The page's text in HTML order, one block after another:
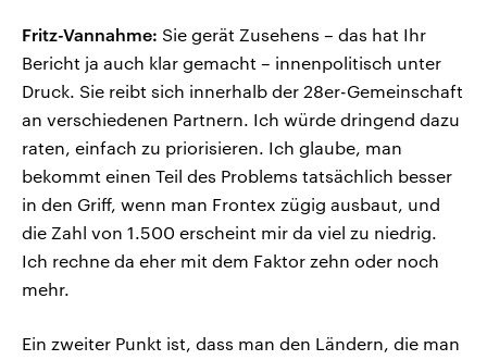
Fritz-Vannahme: Sie gerät Zusehens – das hat Ihr
Bericht ja auch klar gemacht – innenpolitisch unter
Druck. Sie reibt sich innerhalb der 28er-Gemeinschaft
an verschiedenen Partnern. Ich würde dringend dazu
raten, einfach zu priorisieren. Ich glaube, man
bekommt einen Teil des Problems tatsächlich besser
in den Griff, wenn man Frontex zügig ausbaut, und
die Zahl von 1.500 erscheint mir da viel zu niedrig.
Ich rechne da eher mit dem Faktor zehn oder noch
mehr.
Ein zweiter Punkt ist, dass man den Ländern, die man